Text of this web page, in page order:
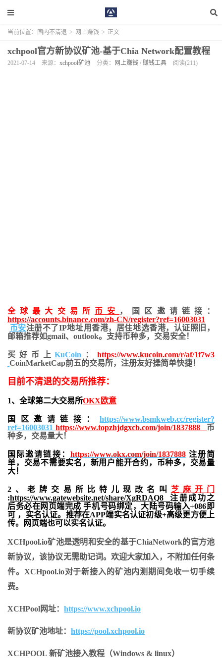
当前位置： 国内不清退 > 网上赚钱 > 正文
xchpool官方新协议矿池-基于Chia Network配置教程
2021-07-14 来源： xchpool矿池 分类： 网上赚钱 / 赚钱工具 阅读(211)
全球最大交易所 币安
，国区邀请链接：
https://accounts.binance.com/zh-CN/register?ref=16003031
币安注册不了IP地址用香港，居住地选香港，认证照旧，
邮箱推荐如gmail、outlook。支持币种多，交易安全！
买好币上KuCoin ：https://www.kucoin.com/r/af/1f7w3
CoinMarketCap前五的交易所，注册友好操简单快捷！
目前不清退的交易所推荐：
1、全球第二大交易所OKX欧意
国区邀请链接： https://www.bsmkweb.cc/register?
ref=16003031 https://www.topzhjdgxcb.com/join/1837888 币
种多，交易量大！
国际邀请链接： https://www.okx.com/join/1837888注册简
单，交易不需要实名，新用户能开合约， 币种多，交易量
大！
2、老牌交易所比特儿现改名叫 芝麻开门
:https://www.gatewebsite.net/share/XgRDAQ8 注册成功之
后务必在网页端完成 手机号码绑定，大陆号码输入+086即
可 ，实名认证。推荐在APP端实名认证初级+高级更方便上
传。网页端也可以实名认证。
XCHpool.io矿池是透明和安全的基于ChiaNetwork的官方池
新协议，该协议无需助记词。欢迎大家加入，不附加任何条
件。XCHpool.io对于新接入的矿池内测期间免收一切手续
费。
XCHPool网址： https://www.xchpool.io
新协议矿池地址： https://pool.xchpool.io
XCHPOOL 新矿池接入教程（Windows & linux）